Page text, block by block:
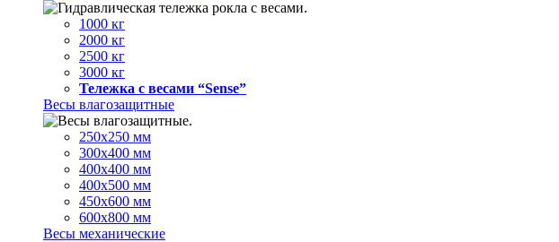
1000 кг
2000 кг
2500 кг
3000 кг
Тележка с весами “Sense”
Весы влагозащитные
250х250 мм
300х400 мм
400х400 мм
400х500 мм
450х600 мм
600х800 мм
Весы механические